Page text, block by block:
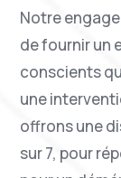
Notre
de fournir un
conscients
une
offrons une
sur 7, pour